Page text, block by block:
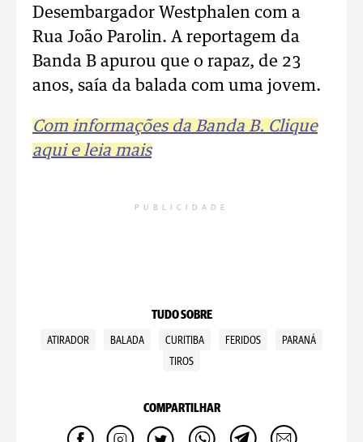
Desembargador Westphalen com a
Rua João Parolin. A reportagem da
Banda B apurou que o rapaz, de 23
anos, saía da balada com uma jovem.
Com informações da Banda B. Clique
aqui e leia mais
PUBLICIDADE
TUDO SOBRE
ATIRADOR BALADA CURITIBA FERIDOS
PARANÁ
TIROS
COMPARTILHAR